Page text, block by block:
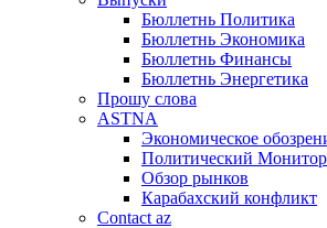
Бюллетнь Политика
Бюллетнь Экономика
Бюллетнь Финансы
Бюллетнь Энергетика
Прошу слова
ASTNA
Экономическое
Политический
Обзор рынков
Карабахский конфликт
Contact az